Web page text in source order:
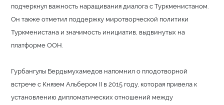
подчеркнул важность наращивания диалога с Туркменистаном.
Он также отметил поддержку миротворческой политики
Туркменистана и значимость инициатив, выдвинутых на
платформе ООН.
Гурбангулы Бердымухамедов напомнил о плодотворной
встрече с Князем Альбером II в 2015 году, которая привела к
установлению дипломатических отношений между